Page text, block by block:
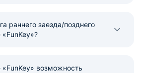
раннего заезда/позднего
«FunKey» возможность